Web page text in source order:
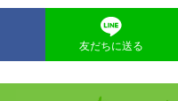
友だちに送る